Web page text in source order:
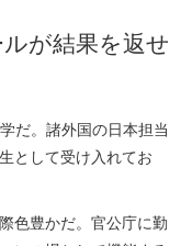
が結果を返せ
だ。諸外国の日本担当
として受け入れてお
色豊かだ。官公庁に勤